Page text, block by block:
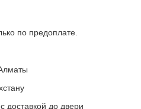
по предоплате.
доставкой до двери